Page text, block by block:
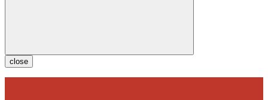
close